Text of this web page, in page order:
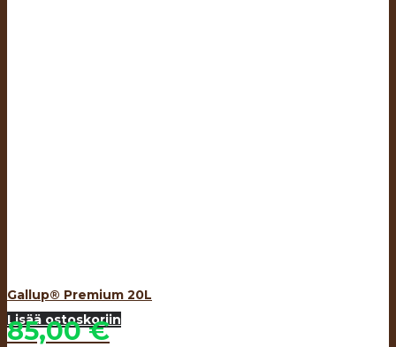
Lisää ostoskoriin
Gallup® Premium 20L
85,00€